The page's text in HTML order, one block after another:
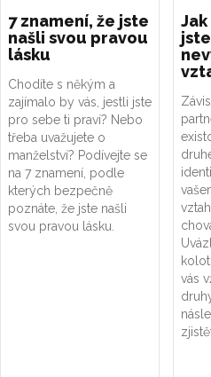
7 znamení, že jste
našli svou pravou
lásku
Chodíte s někým a
zajímalo by vás, jestli jste
pro sebe ti praví? Nebo
třeba uvažujete o
manželství? Podívejte se
na 7 znamení, podle
kterých bezpečně
poznáte, že jste našli
svou pravou lásku.
vás